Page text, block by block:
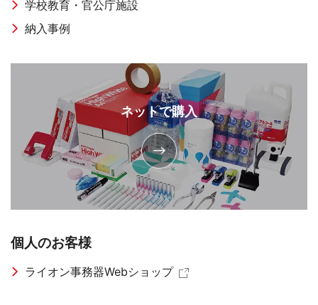
学校教育・官公庁施設
納入事例
個人のお客様
ライオン事務器Webショップ
ネットで購入